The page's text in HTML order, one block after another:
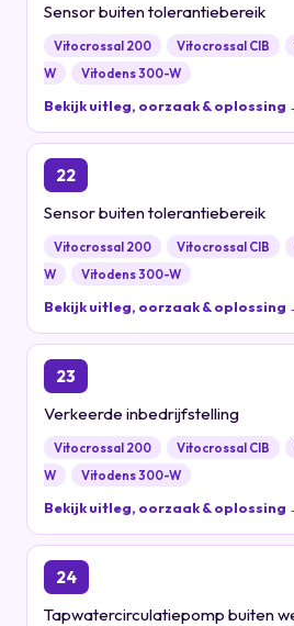
Sensor buiten tolerantiebereik
Vitocrossal 200 Vitocrossal CIB
W
Vitodens 300-W
Bekijk uitleg, oorzaak & oplossing
22
Sensor buiten tolerantiebereik
Vitocrossal 200 Vitocrossal CIB
W
Vitodens 300-W
Bekijk uitleg, oorzaak & oplossing
23
Verkeerde inbedrijfstelling
Vitocrossal 200 Vitocrossal CIB
W
Vitodens 300-W
Bekijk uitleg, oorzaak & oplossing
24
Tapwatercirculatiepomp buiten